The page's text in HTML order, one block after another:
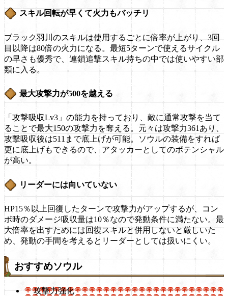
スキル回転が早くて火力もバッチリ
ブラック羽川のスキルは使用するごとに倍率が上がり、3回
目以降は80倍の火力になる。最短5ターンで使えるサイクル
の早さも優秀で、連鎖追撃スキル持ちの中では使いやすい部
類に入る。
最大攻撃力が500を越える
「攻撃吸収Lv3」の能力を持っており、敵に通常攻撃を当て
ることで最大150の攻撃力を奪える。元々は攻撃力361あり、
攻撃吸収後は511まで底上げが可能。ソウルの装備をすれば
更に底上げもできるので、アタッカーとしてのポテンシャル
が高い。
リーダーには向いていない
HP15％以上回復したターンで攻撃力がアップするが、コン
ボ時のダメージ吸収量は10％なので発動条件に満たない。最
大倍率を出すためには回復スキルと併用しないと厳しいた
め、発動の手間を考えるとリーダーとしては扱いにくい。
おすすめソウル
攻撃力強化